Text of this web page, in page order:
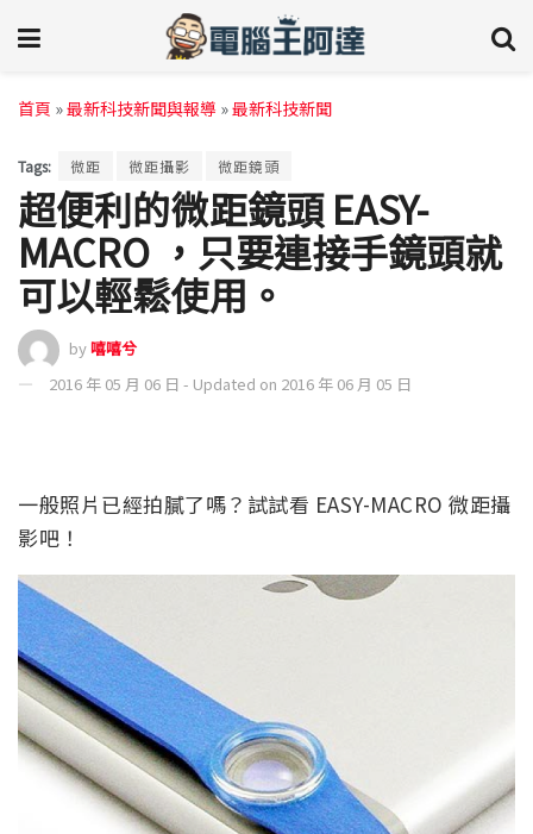
首頁 »最新科技新聞與報導 »最新科技新聞
Tags: 微距 微距攝影 微距鏡頭
超便利的微距鏡頭 EASY-
MACRO ，只要連接手鏡頭就
可以輕鬆使用。
by嘻嘻兮
2016 年 05 月 06 日 - Updated on 2016 年 06 月 05 日
一般照片已經拍膩了嗎？試試看 EASY-MACRO 微距攝
影吧！